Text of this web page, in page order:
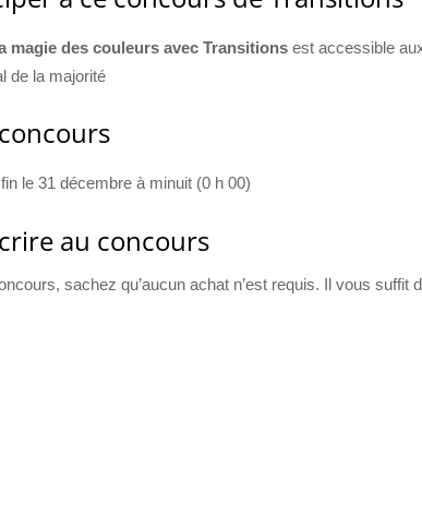
magie des couleurs avec Transitions est accessible
de la majorité
le 31 décembre à minuit (0 h 00)
au concours
sachez qu’aucun achat n’est requis. Il vous suffit